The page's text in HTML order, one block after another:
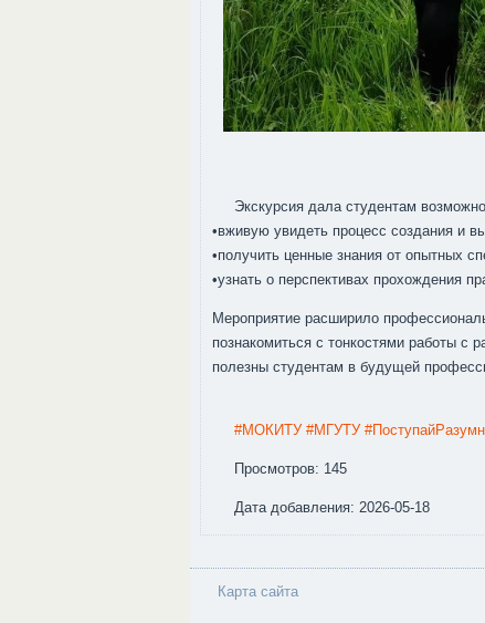
Экскурсия дала студентам
•вживую увидеть процесс создания и
•получить ценные знания от опытных
•узнать о перспективах прохождения
Мероприятие расширило
познакомиться с тонкостями работы с
полезны студентам в будущей
#МОКИТУ #МГУТУ
Просмотров: 145
Дата добавления: 2026-05-18
Карта сайта